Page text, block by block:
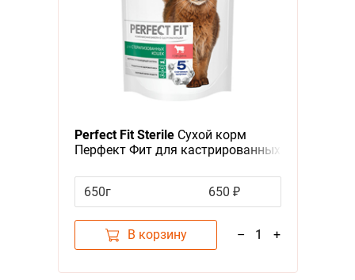
Perfect Fit SterileСухой корм
Перфект Фит для кастрированных
Говядина
650г 650 ₽
В корзину – 1 +